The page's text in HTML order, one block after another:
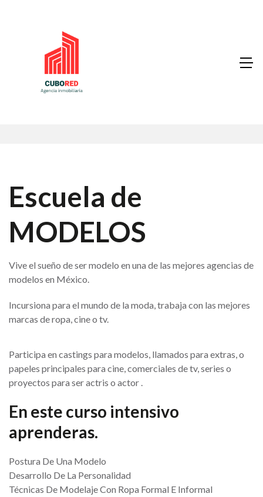
Escuela de
MODELOS
Vive el sueño de ser modelo en una de las mejores agencias de
modelos en México.
Incursiona para el mundo de la moda, trabaja con las mejores
marcas de ropa, cine o tv.
Participa en castings para modelos, llamados para extras, o
papeles principales para cine, comerciales de tv, series o
proyectos para ser actris o actor .
En este curso intensivo
aprenderas.
Postura De Una Modelo
Desarrollo De La Personalidad
Técnicas De Modelaje Con Ropa Formal E Informal